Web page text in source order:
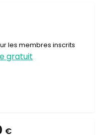
les membres inscrits
gratuit
€